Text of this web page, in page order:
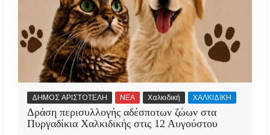
ΔΗΜΟΣ ΑΡΙΣΤΟΤΕΛΗ ΝΕΑ Χαλκιδική ΧΑΛΚΙΔΙΚΗ
Δράση περισυλλογής αδέσποτων ζώων στα
Πυργαδίκια Χαλκιδικής στις 12 Αυγούστου